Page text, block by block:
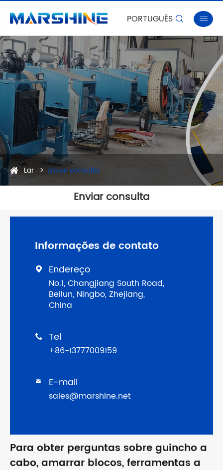
PORTUGUÊS  
Lar Enviar consulta
Enviar consulta
Informações de contato
 Endereço
No.1, Changjiang South Road,
Beilun, Ningbo, Zhejiang,
China
 Tel
+86-13777009159
 E-mail
sales@marshine.net
Para obter perguntas sobre guincho a
cabo, amarrar blocos, ferramentas a